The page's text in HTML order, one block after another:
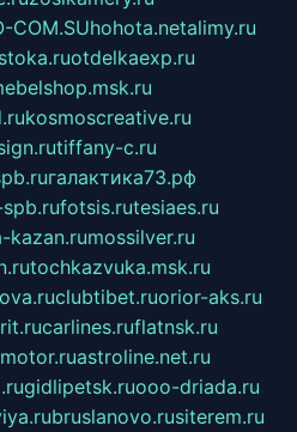
COM.SUhohota.netalimy.ru
otdelkaexp.ru
kosmoscreative.ru
tiffany-c.ru
галактика73.рф
fotsis.rutesiaes.ru
kazan.rumossilver.ru
tochkazvuka.msk.ru
clubtibet.ruorior-aks.ru
carlines.ruflatnsk.ru
astroline.net.ru
gidlipetsk.ruooo-driada.ru
bruslanovo.rusiterem.ru